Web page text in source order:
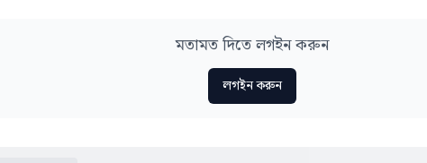
মতামত দিতে লগইন করুন
লগইন করুন